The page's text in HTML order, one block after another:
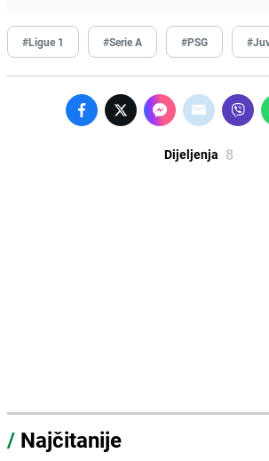
#Ligue 1 #Serie A #PSG
Dijeljenja 8
/ Najčitanije